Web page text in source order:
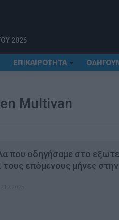
2026
ΕΠΙΚΑΙΡΟΤΗΤΑ
Multivan
που οδηγήσαμε στο
τους επόμενους μήνες